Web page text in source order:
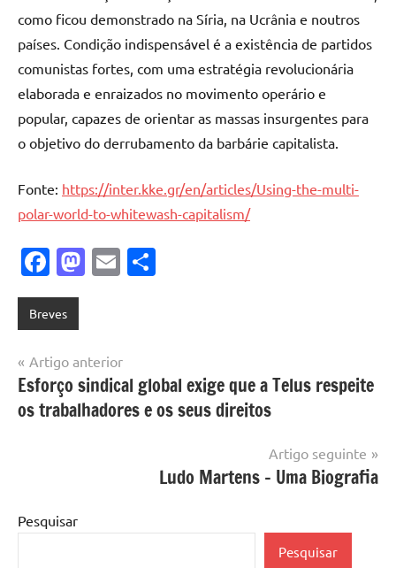
como ficou demonstrado na Síria, na Ucrânia e noutros
países. Condição indispensável é a existência de partidos
comunistas fortes, com uma estratégia revolucionária
elaborada e enraizados no movimento operário e
popular, capazes de orientar as massas insurgentes para
o objetivo do derrubamento da barbárie capitalista.
Fonte: https://inter.kke.gr/en/articles/Using-the-multi-
polar-world-to-whitewash-capitalism/
Facebook
Mastodon
Email
Breves
Navegação
de
artigos
Artigo anterior
Esforço sindical global exige que a Telus respeite
os trabalhadores e os seus direitos
Artigo seguinte
Ludo Martens – Uma Biografia
Pesquisar
Pesquisar